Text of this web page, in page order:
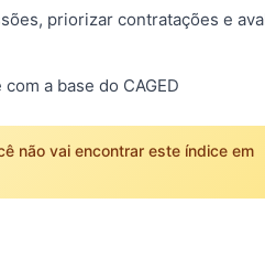
priorizar contratações e
a base do CAGED
não vai encontrar este índice em